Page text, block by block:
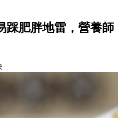
踩肥胖地雷，營養師